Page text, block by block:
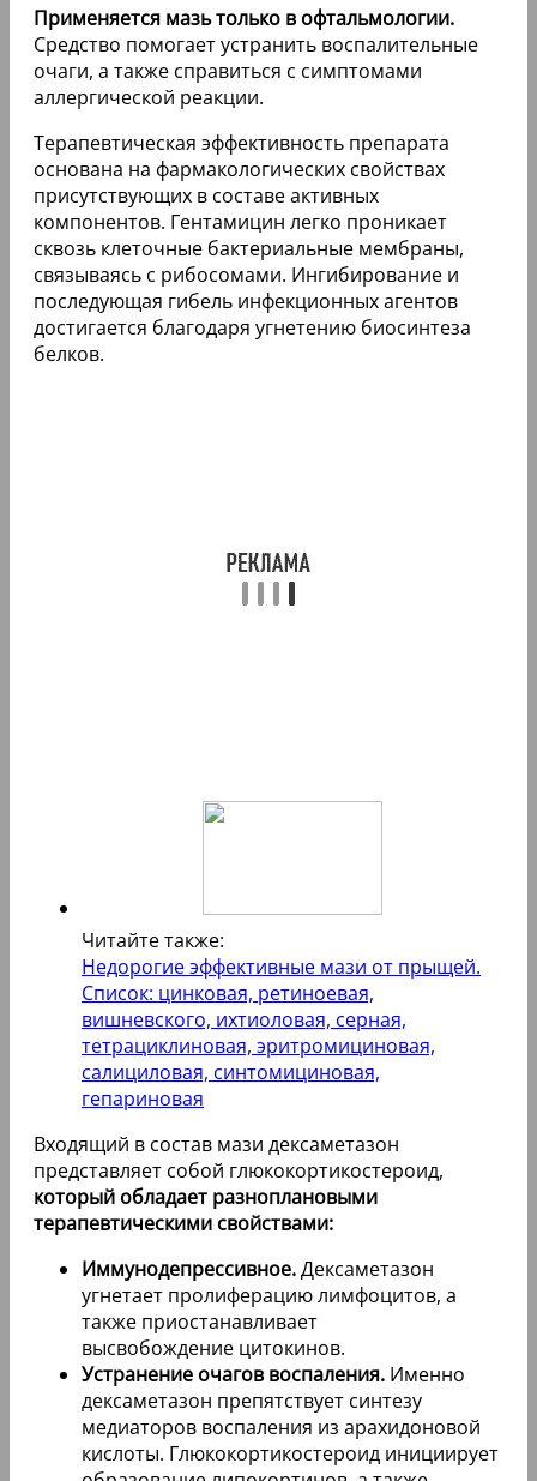
Применяется мазь только в офтальмологии.
Средство помогает устранить воспалительные
очаги, а также справиться с симптомами
аллергической реакции.
Терапевтическая эффективность препарата
основана на фармакологических свойствах
присутствующих в составе активных
компонентов. Гентамицин легко проникает
сквозь клеточные бактериальные мембраны,
связываясь с рибосомами. Ингибирование и
последующая гибель инфекционных агентов
достигается благодаря угнетению биосинтеза
белков.
Читайте также:
Недорогие эффективные мази от прыщей.
Список: цинковая, ретиноевая,
вишневского, ихтиоловая, серная,
тетрациклиновая, эритромициновая,
салициловая, синтомициновая,
гепариновая
Входящий в состав мази дексаметазон
представляет собой глюкокортикостероид,
который обладает разноплановыми
терапевтическими свойствами:
Иммунодепрессивное.Дексаметазон
угнетает пролиферацию лимфоцитов, а
также приостанавливает
высвобождение цитокинов.
Устранение очагов воспаления. Именно
дексаметазон препятствует синтезу
медиаторов воспаления из арахидоновой
кислоты. Глюкокортикостероид инициирует